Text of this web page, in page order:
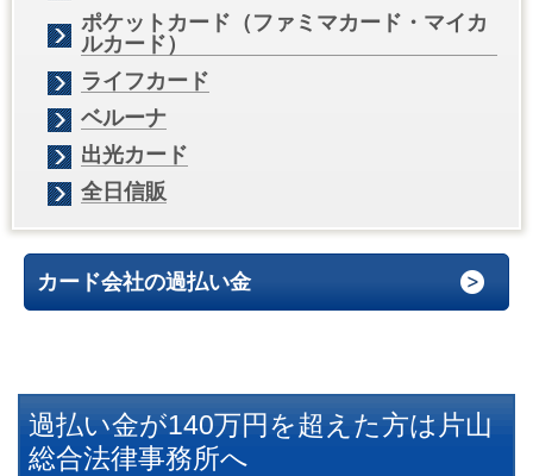
ポケットカード（ファミマカード・マイカ
ルカード）
ライフカード
ベルーナ
出光カード
全日信販
カード会社の過払い金
過払い金が140万円を超えた方は片山
総合法律事務所へ